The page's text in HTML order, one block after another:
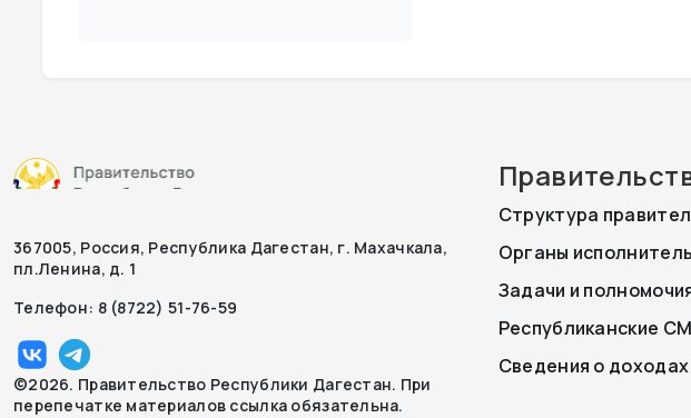
367005, Россия, Республика Дагестан, г. Махачкала,
пл.Ленина, д. 1
Телефон: 8 (8722) 51-76-59
©2026. Правительство Республики Дагестан. При
перепечатке материалов ссылка обязательна.
Структура
Органы
Задачи и
Республиканские
Сведения о доходах